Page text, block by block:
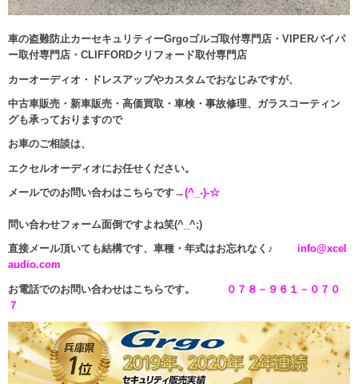
車の盗難防止カーセキュリティーGrgoゴルゴ取付専門店・VIPERバイパ
ー取付専門店・CLIFFORDクリフォード取付専門店
カーオーディオ・ドレスアップやカスタムでおなじみですが、
中古車販売・新車販売・高価買取・車検・事故修理、ガラスコーティン
グも承っておりますので
お車のご相談は、
エクセルオーディオにお任せください。
メールでのお問い合わはこちらです→(^_-)-☆
問い合わせフォーム面倒ですよね笑(^_^;)
直接メール頂いても結構です、車種・年式はお忘れなく♪ info@xcel
audio.com
お電話でのお問い合わせはこちらです。
０７８－９６１－０７０
７